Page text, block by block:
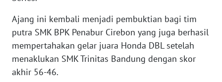
Ajang ini kembali menjadi pembuktian bagi tim
putra SMK BPK Penabur Cirebon yang juga berhasil
mempertahakan gelar juara Honda DBL setelah
menaklukan SMK Trinitas Bandung dengan skor
akhir 56-46.
NTT
WN
PAPUA